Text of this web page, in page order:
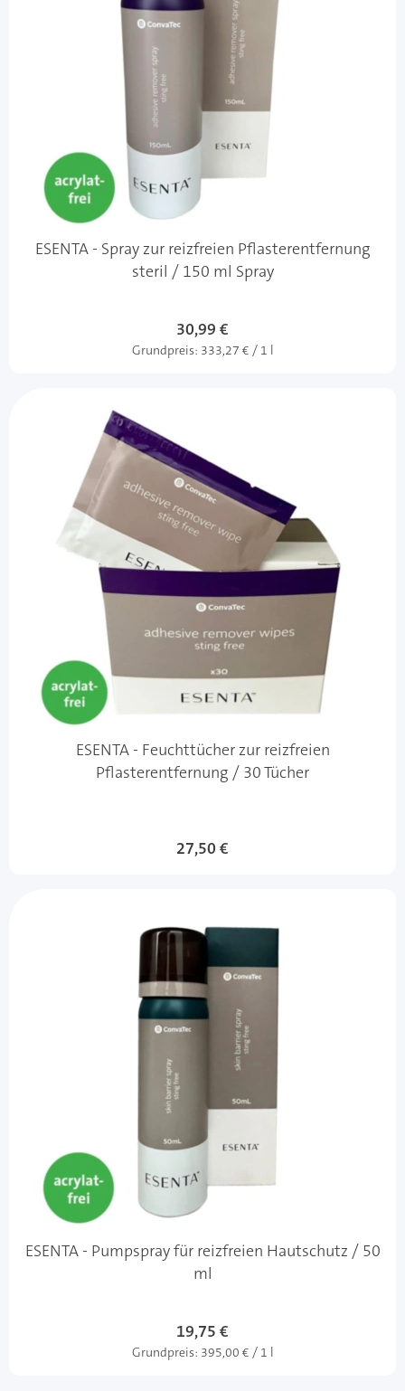
ESENTA - Spray zur reizfreien Pflasterentfernung
steril / 150 ml Spray
Sonderangebot
30,99 €
Grundpreis: 333,27 € / 1 l
ESENTA - Feuchttücher zur reizfreien
Pflasterentfernung / 30 Tücher
27,50 €
ESENTA - Pumpspray für reizfreien Hautschutz / 50
ml
19,75 €
Grundpreis: 395,00 € / 1 l